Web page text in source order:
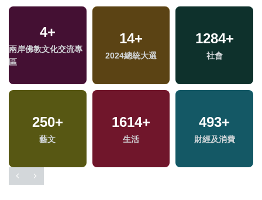
4+
兩岸佛教文化交流專
區
14+
2024總統大選
1284+
社會
250+
藝文
1614+
生活
493+
財經及消費